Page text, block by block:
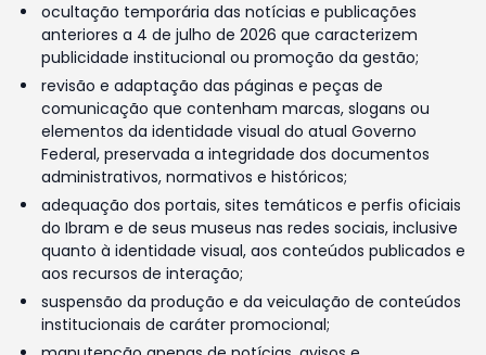
ocultação temporária das notícias e publicações
anteriores a 4 de julho de 2026 que caracterizem
publicidade institucional ou promoção da gestão;
revisão e adaptação das páginas e peças de
comunicação que contenham marcas, slogans ou
elementos da identidade visual do atual Governo
Federal, preservada a integridade dos documentos
administrativos, normativos e históricos;
adequação dos portais, sites temáticos e perfis oficiais
do Ibram e de seus museus nas redes sociais, inclusive
quanto à identidade visual, aos conteúdos publicados e
aos recursos de interação;
suspensão da produção e da veiculação de conteúdos
institucionais de caráter promocional;